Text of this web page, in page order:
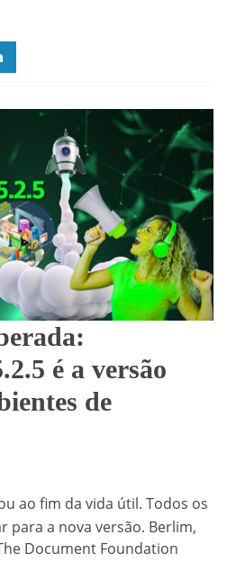
é a versão
de
ao fim da vida útil. Todos os
para a nova versão. Berlim,
Document Foundation